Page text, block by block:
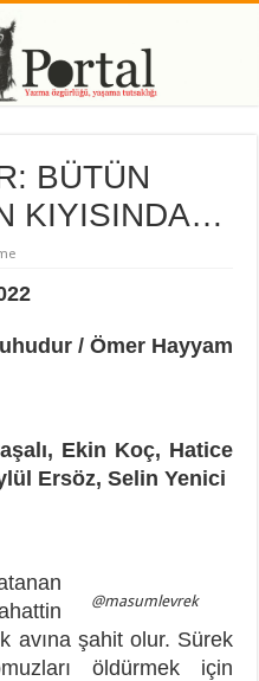
BÜTÜN
KIYISINDA…
/ Ömer Hayyam
Ekin Koç, Hatice
Ersöz, Selin Yenici
@masumlevrek
avına şahit olur. Sürek
öldürmek için